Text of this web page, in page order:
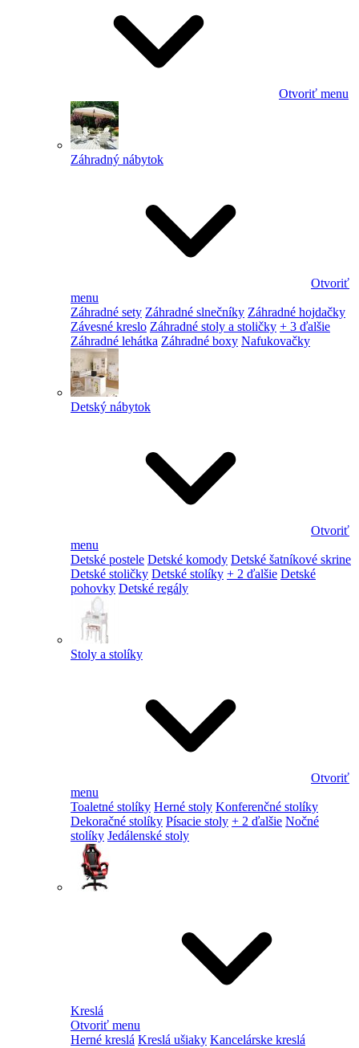
Otvoriť menu
Záhradný nábytok
Otvoriť
menu
Záhradné sety Záhradné slnečníky Záhradné hojdačky
Závesné kreslo Záhradné stoly a stoličky + 3 ďalšie
Záhradné lehátka Záhradné boxy Nafukovačky
Detský nábytok
Otvoriť
menu
Detské postele Detské komody Detské šatníkové skrine
Detské stoličky Detské stolíky + 2 ďalšie Detské
pohovky Detské regály
Stoly a stolíky
Otvoriť
menu
Toaletné stolíky Herné stoly Konferenčné stolíky
Dekoračné stolíky Písacie stoly + 2 ďalšie Nočné
stolíky Jedálenské stoly
Kreslá
Otvoriť menu
Herné kreslá Kreslá ušiaky Kancelárske kreslá